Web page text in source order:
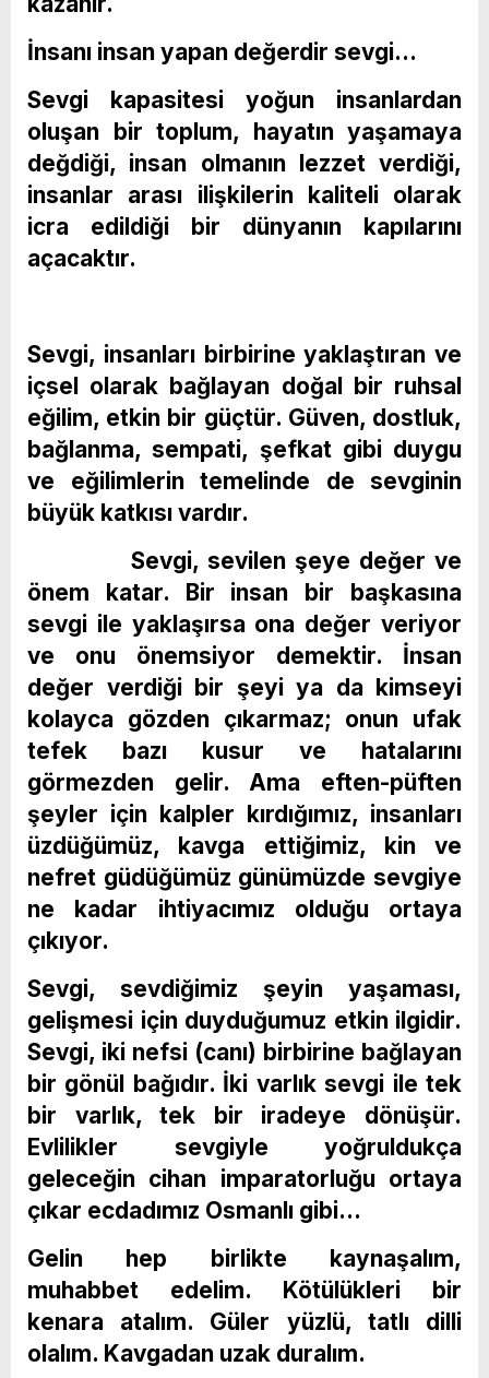
İnsanı insan yapan değerdir sevgi…
Sevgi kapasitesi yoğun insanlardan
oluşan bir toplum, hayatın yaşamaya
değdiği, insan olmanın lezzet verdiği,
insanlar arası ilişkilerin kaliteli olarak
icra edildiği bir dünyanın kapılarını
açacaktır.
Sevgi, insanları birbirine yaklaştıran ve
içsel olarak bağlayan doğal bir ruhsal
eğilim, etkin bir güçtür. Güven, dostluk,
bağlanma, sempati, şefkat gibi duygu
ve eğilimlerin temelinde de sevginin
büyük katkısı vardır.
Sevgi, sevilen şeye değer ve
önem katar. Bir insan bir başkasına
sevgi ile yaklaşırsa ona değer veriyor
ve onu önemsiyor demektir. İnsan
değer verdiği bir şeyi ya da kimseyi
kolayca gözden çıkarmaz; onun ufak
tefek bazı kusur ve hatalarını
görmezden gelir. Ama eften-püften
şeyler için kalpler kırdığımız, insanları
üzdüğümüz, kavga ettiğimiz, kin ve
nefret güdüğümüz günümüzde sevgiye
ne kadar ihtiyacımız olduğu ortaya
çıkıyor.
Sevgi, sevdiğimiz şeyin yaşaması,
gelişmesi için duyduğumuz etkin ilgidir.
Sevgi, iki nefsi (canı) birbirine bağlayan
bir gönül bağıdır. İki varlık sevgi ile tek
bir varlık, tek bir iradeye dönüşür.
Evlilikler sevgiyle yoğruldukça
geleceğin cihan imparatorluğu ortaya
çıkar ecdadımız Osmanlı gibi…
Gelin hep birlikte kaynaşalım,
muhabbet edelim. Kötülükleri bir
kenara atalım. Güler yüzlü, tatlı dilli
olalım. Kavgadan uzak duralım.